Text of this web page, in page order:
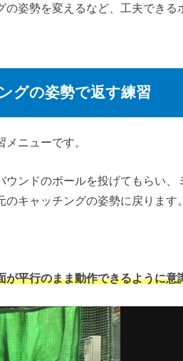
姿勢を変えるなど、工夫できる
グの姿勢で返す練習
ニューです。
ンドのボールを投げてもらい、
キャッチングの姿勢に戻ります。
が平行のまま動作できるように意